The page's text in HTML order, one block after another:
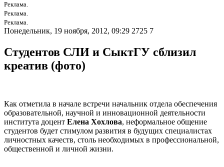
Реклама.
Реклама.
Реклама.
Понедельник, 19 ноября, 2012, 09:29 2725 7
Студентов СЛИ и СыктГУ сблизил
креатив (фото)
Как отметила в начале встречи начальник отдела обеспечения
образовательной, научной и инновационной деятельности
института доцент Елена Хохлова, неформальное общение
студентов будет стимулом развития в будущих специалистах
личностных качеств, столь необходимых в профессиональной,
общественной и личной жизни.